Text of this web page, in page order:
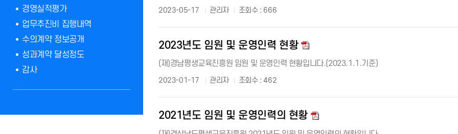
경영실적평가
업무추진비 집행내역
수의계약 정보공개
성과계약 달성정도
감사
2023-05-17 관리자 조회수 : 666
2023년도 임원 및 운영인력 현황
(재)경남평생교육진흥원 임원 및 운영인력 현황입니다.(2023.1.1.기준)
2023-01-17 관리자 조회수 : 462
2021년도 임원 및 운영인력의 현황